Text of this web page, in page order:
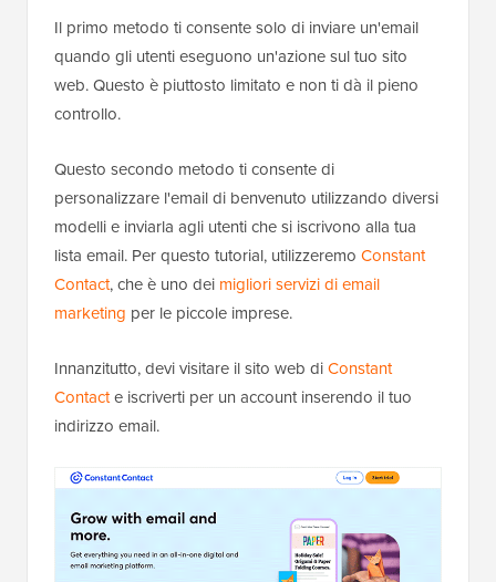
Il primo metodo ti consente solo di inviare un'email
quando gli utenti eseguono un'azione sul tuo sito
web. Questo è piuttosto limitato e non ti dà il pieno
controllo.
Questo secondo metodo ti consente di
personalizzare l'email di benvenuto utilizzando diversi
modelli e inviarla agli utenti che si iscrivono alla tua
lista email. Per questo tutorial, utilizzeremo Constant
Contact, che è uno dei migliori servizi di email
marketing per le piccole imprese.
Innanzitutto, devi visitare il sito web diConstant
Contacte iscriverti per un account inserendo il tuo
indirizzo email.